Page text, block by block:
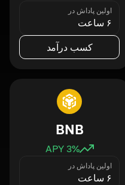
اولین پاداش در
۶ ساعت
کسب درآمد
BNB
3% APY
اولین پاداش در
۶ ساعت